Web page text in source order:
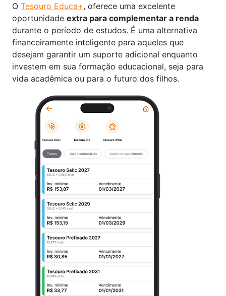
O Tesouro Educa+, oferece uma excelente
oportunidade extra para complementar a renda
durante o período de estudos. É uma alternativa
financeiramente inteligente para aqueles que
desejam garantir um suporte adicional enquanto
investem em sua formação educacional, seja para
vida acadêmica ou para o futuro dos filhos.